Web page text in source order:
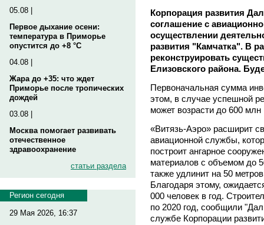
05.08 |
Первое дыхание осени:
температура в Приморье
опустится до +8 °C
04.08 |
Жара до +35: что ждет
Приморье после тропических
дождей
03.08 |
Москва помогает развивать
отечественное
здравоохранение
статьи раздела
Регион сегодня
29 Мая 2026, 16:37
Корпорация развития
соглашение с
осуществлении
развития "Камчатка". В
реконструировать
Елизовского района.
Первоначальная сумма
этом, в случае успешной
может возрасти до 600 млн
«Витязь-Аэро» расширит
авиационной службы,
построит ангарное
материалов с объемом до
также удлинит на 50
Благодаря этому,
000 человек в год.
по 2020 год, сообщили
службе Корпорации